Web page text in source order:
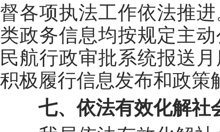
督各项执法工作依法推
类政务信息均按规定主
民航行政审批系统报送
积极履行信息发布和政策
七、依法有效化解社